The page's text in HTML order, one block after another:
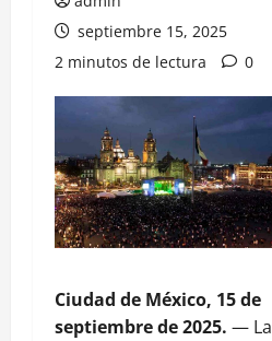
septiembre 15, 2025
2 minutos de lectura
0
Ciudad de México, 15 de
septiembre de 2025. — La